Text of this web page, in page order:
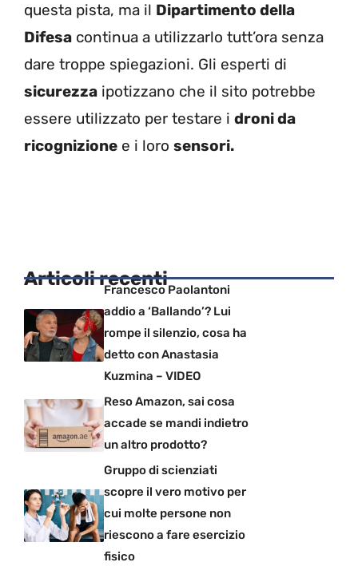
questa pista, ma il Dipartimento della
Difesa continua a utilizzarlo tutt’ora senza
dare troppe spiegazioni. Gli esperti di
sicurezza ipotizzano che il sito potrebbe
essere utilizzato per testare i droni da
ricognizione e i loro sensori.
Articoli recentiFrancesco Paolantoni
addio a ‘Ballando’? Lui
rompe il silenzio, cosa ha
detto con Anastasia
Kuzmina – VIDEO
Reso Amazon, sai cosa
accade se mandi indietro
un altro prodotto?
Gruppo di scienziati
scopre il vero motivo per
cui molte persone non
riescono a fare esercizio
fisico